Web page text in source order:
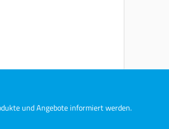
und Angebote informiert werden.